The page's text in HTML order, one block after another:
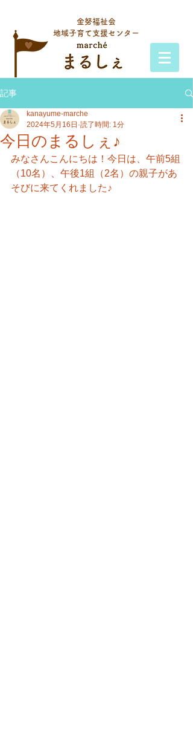
金努福祉会
地域子育て支援センター
記事
今日のまるしぇ♪
kanayume-marche
2024年5月16日 読了時間: 1分
みなさんこんにちは！今日は、午前5組
（10名）、午後1組（2名）の親子があ
そびに来てくれました♪